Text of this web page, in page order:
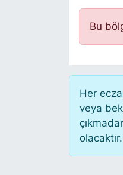
Bu
Her
veya
olacaktır.
KÖŞE YAZILARI
MAGAZİN
RÖPORTAJ